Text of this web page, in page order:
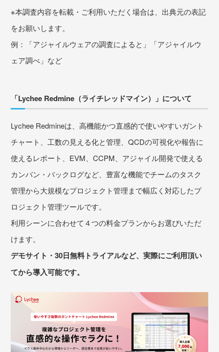
※本調査内容を転載・ご利用いただく場合は、出典元の表記
をお願いします。
例：「アジャイルウェアの調査によると」「アジャイルウ
ェア調べ」など
「Lychee Redmine（ライチレッドマイン）」について
Lychee Redmineは、高機能かつ直感的で使いやすいガント
チャート、工数の見える化と管理、QCDの可視化や報告に
使えるレポート、EVM、CCPM、アジャイル開発で使える
カンバン・バックログなど、豊富な機能でチームのタスク
管理から大規模なプロジェクト管理まで幅広く対応したプ
ロジェクト管理ツールです。
利用シーンに合わせて４つの料金プランからお選びいただ
けます。
デモサイト・30日無料トライアルなど、実際にご利用頂い
てから導入可能です。